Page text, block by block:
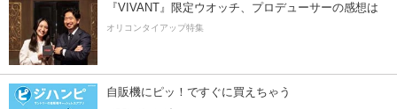
『VIVANT』限定ウオッチ、プロデューサーの感想は
オリコンタイアップ特集
自販機にピッ！ですぐに買えちゃう